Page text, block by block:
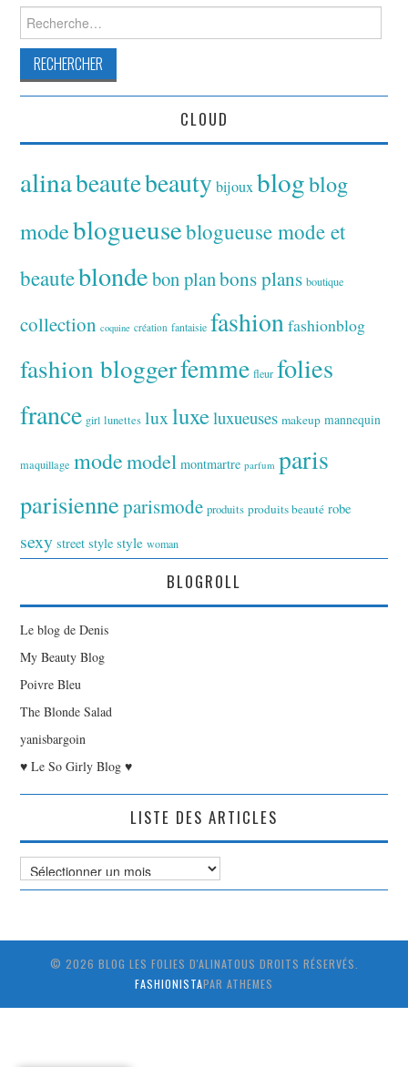
Rechercher :
CLOUD
alinabeautebeauty bijoux blogblog
modeblogueuseblogueuse mode et
beauteblondebon planbons plans boutique
collection coquine création fantaisie fashionfashionblog
fashion bloggerfemme fleur folies
france girl lunettes luxluxeluxueuses makeup mannequin
maquillage modemodel montmartre parfum paris
parisienneparismode produits produits beauté robe
sexy street style style woman
BLOGROLL
Le blog de Denis
My Beauty Blog
Poivre Bleu
The Blonde Salad
yanisbargoin
♥ Le So Girly Blog ♥
LISTE DES ARTICLES
Liste
des
© 2026 BLOG LES FOLIES D'ALINATOUS DROITS RÉSERVÉS.
FASHIONISTAPAR ATHEMES